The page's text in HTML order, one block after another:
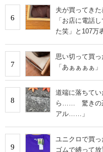
6
夫が買ってき
「お店に電話
た笑」と107万
7
思い切って買
「あぁぁぁぁ
8
道端に落ちて
ら…… 驚きの正
アル……」
9
ユニクロで買
ゴムで縛って